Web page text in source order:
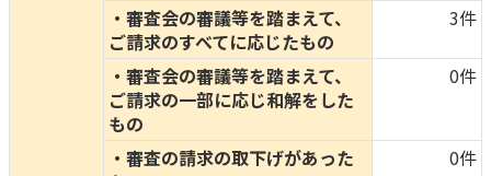
・審査会の審議等を踏まえて、
ご請求のすべてに応じたもの
3件
・審査会の審議等を踏まえて、
ご請求の一部に応じ和解をした
もの
0件
・審査の請求の取下げがあった
0件